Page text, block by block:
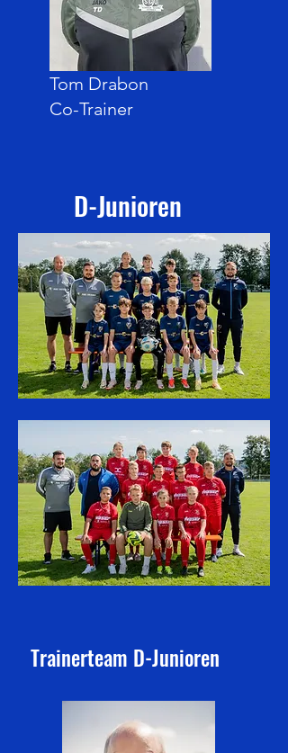
Tom Drabon
Co-Trainer
D-Junioren
Trainerteam D-Junioren